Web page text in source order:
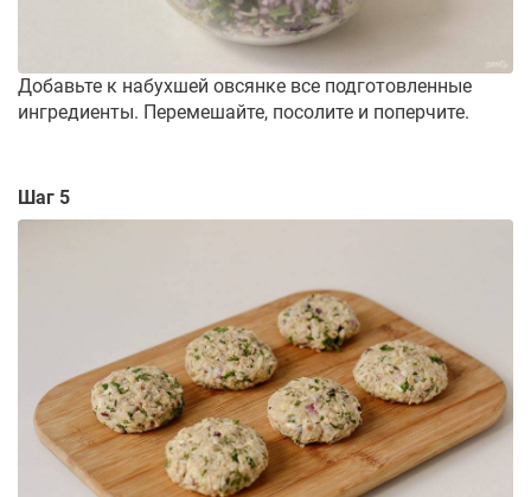
Добавьте к набухшей овсянке все подготовленные
ингредиенты. Перемешайте, посолите и поперчите.
Шаг 5